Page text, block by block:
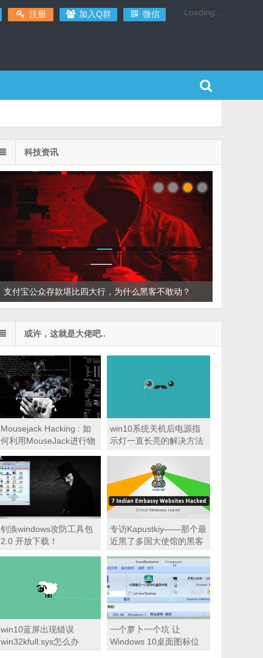
注册 加入Q群 微信 Loading...
科技资讯
支付宝公众存款堪比四大行，为什么黑客不敢动？
或许，这就是大佬吧..
Mousejack Hacking : 如
何利用MouseJack进行物
win10系统关机后电源指
示灯一直长亮的解决方法
钊涣windows攻防工具包
2.0 开放下载！
专访Kapustkiy——那个最
近黑了多国大使馆的黑客
win10蓝屏出现错误
win32kfull.sys怎么办
一个萝卜一个坑 让
Windows 10桌面图标位